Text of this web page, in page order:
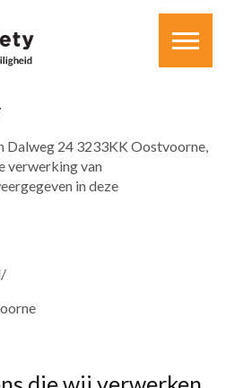
Dalweg 24 3233KK Oostvoorne,
verwerking van
in deze